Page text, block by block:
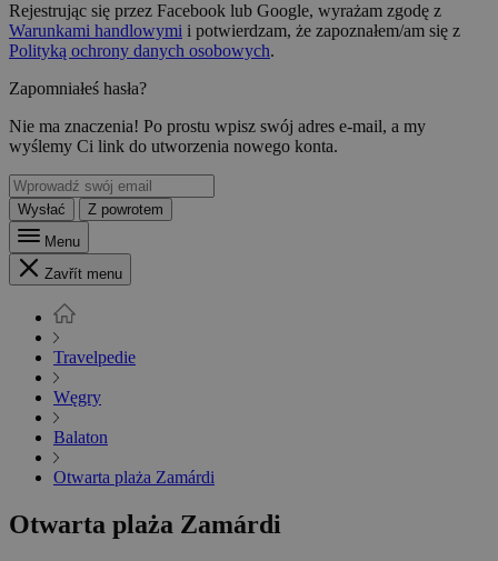
Rejestrując się przez Facebook lub Google, wyrażam zgodę z
Warunkami handlowymi i potwierdzam, że zapoznałem/am się z
Polityką ochrony danych osobowych.
Zapomniałeś hasła?
Nie ma znaczenia! Po prostu wpisz swój adres e-mail, a my
wyślemy Ci link do utworzenia nowego konta.
Wysłać
Z powrotem
Menu
Zavřít menu
Travelpedie
Węgry
Balaton
Otwarta plaża Zamárdi
Otwarta plaża Zamárdi